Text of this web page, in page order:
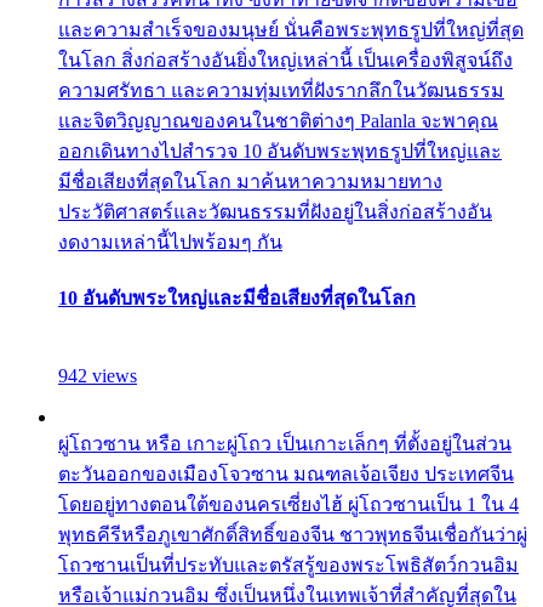
และความสำเร็จของมนุษย์ นั่นคือพระพุทธรูปที่ใหญ่ที่สุด
ในโลก สิ่งก่อสร้างอันยิ่งใหญ่เหล่านี้ เป็นเครื่องพิสูจน์ถึง
ความศรัทธา และความทุ่มเทที่ฝังรากลึกในวัฒนธรรม
และจิตวิญญาณของคนในชาติต่างๆ Palanla จะพาคุณ
ออกเดินทางไปสำรวจ 10 อันดับพระพุทธรูปที่ใหญ่และ
มีชื่อเสียงที่สุดในโลก มาค้นหาความหมายทาง
ประวัติศาสตร์และวัฒนธรรมที่ฝังอยู่ในสิ่งก่อสร้างอัน
งดงามเหล่านี้ไปพร้อมๆ กัน
10 อันดับพระใหญ่และมีชื่อเสียงที่สุดในโลก
942 views
ผู่โถวซาน หรือ เกาะผู่โถว เป็นเกาะเล็กๆ ที่ตั้งอยู่ในส่วน
ตะวันออกของเมืองโจวซาน มณฑลเจ้อเจียง ประเทศจีน
โดยอยู่ทางตอนใต้ของนครเซี่ยงไฮ้ ผู่โถวซานเป็น 1 ใน 4
พุทธคีรีหรือภูเขาศักดิ์สิทธิ์ของจีน ชาวพุทธจีนเชื่อกันว่าผู่
โถวซานเป็นที่ประทับและตรัสรู้ของพระโพธิสัตว์กวนอิม
หรือเจ้าแม่กวนอิม ซึ่งเป็นหนึ่งในเทพเจ้าที่สำคัญที่สุดใน